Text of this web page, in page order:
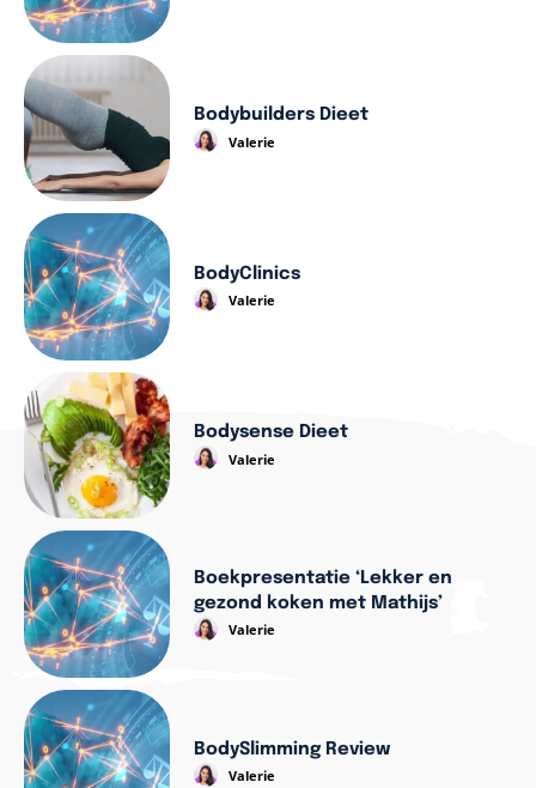
Bodybuilders Dieet
Valerie
BodyClinics
Valerie
Bodysense Dieet
Valerie
Boekpresentatie ‘Lekker en
gezond koken met Mathijs’
Valerie
BodySlimming Review
Valerie